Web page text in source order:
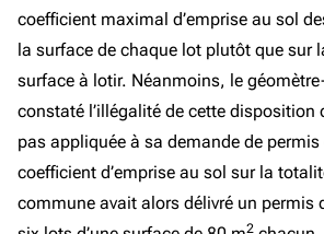
coefficient maximal d’emprise au sol
la surface de chaque lot plutôt que sur
surface à lotir. Néanmoins, le
constaté l’illégalité de cette disposition
pas appliquée à sa demande de
coefficient d’emprise au sol sur la
commune avait alors délivré un permis
2